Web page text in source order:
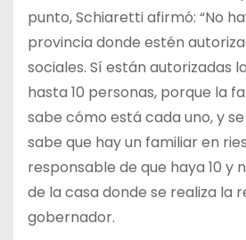
punto, Schiaretti afirmó: “No
provincia donde estén
sociales. Sí están autorizadas
hasta 10 personas, porque la
sabe cómo está cada uno, y
sabe que hay un familiar en
responsable de que haya 10 y
de la casa donde se realiza la
gobernador.